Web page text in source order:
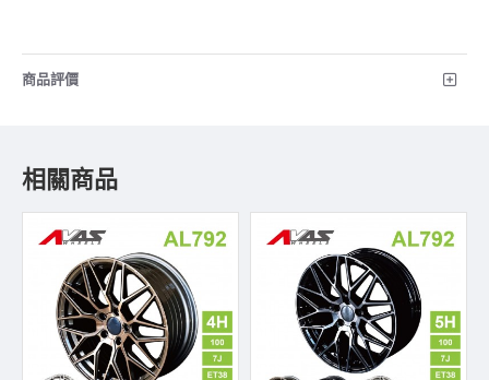
商品評價
相關商品